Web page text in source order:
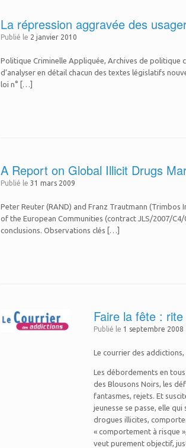
La répression aggravée des
Publié le 2 janvier 2010
Politique Criminelle Appliquée, Archives de politique
d’analyser en détail chacun des textes législatifs
loi n° […]
A Report on Global Illicit Drugs
Publié le 31 mars 2009
Peter Reuter (RAND) and Franz Trautmann
of the European Communities (contract JLS/2007/
conclusions. Observations clés […]
Faire la fête :
Publié le 1 septembre 2008
Le courrier des
Les débordements en
des Blousons Noirs, les
fantasmes, rejets. Et
jeunesse se passe, elle
drogues illicites,
« comportement à risque
veut purement objectif,